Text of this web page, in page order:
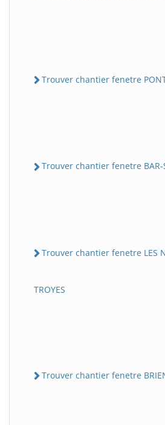
Trouver chantier fenetre
Trouver chantier fenetre BAR-
Trouver chantier fenetre LES
TROYES
Trouver chantier fenetre